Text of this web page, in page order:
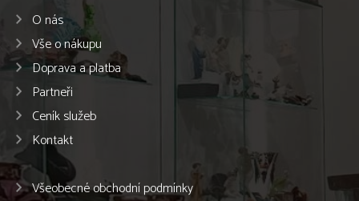
O nás
Vše o nákupu
Doprava a platba
Partneři
Ceník služeb
Kontakt
Všeobecné obchodní podmínky